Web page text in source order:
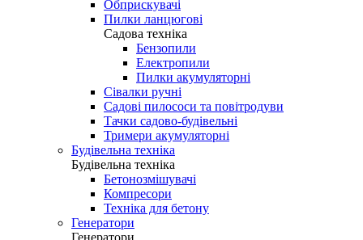
Обприскувачі
Пилки ланцюгові
Садова техніка
Бензопили
Електропили
Пилки акумуляторні
Сівалки ручні
Садові пилососи та повітродуви
Тачки садово-будівельні
Тримери акумуляторні
Будівельна техніка
Будівельна техніка
Бетонозмішувачі
Компресори
Техніка для бетону
Генератори
Генератори